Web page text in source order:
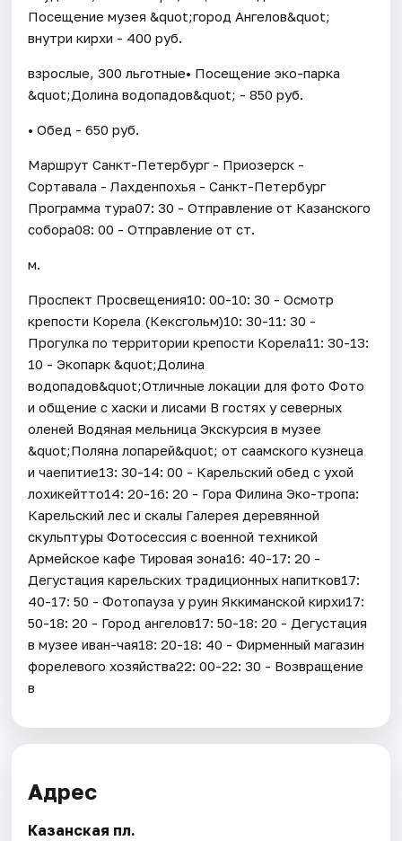
Посещение музея &quot;город Ангелов&quot;
внутри кирхи - 400 руб.
взрослые, 300 льготные• Посещение эко-парка
&quot;Долина водопадов&quot; - 850 руб.
• Обед - 650 руб.
Маршрут Санкт-Петербург - Приозерск -
Сортавала - Лахденпохья - Санкт-Петербург
Программа тура07: 30 - Отправление от Казанского
собора08: 00 - Отправление от ст.
м.
Проспект Просвещения10: 00-10: 30 - Осмотр
крепости Корела (Кексгольм)10: 30-11: 30 -
Прогулка по территории крепости Корела11: 30-13:
10 - Экопарк &quot;Долина
водопадов&quot;Отличные локации для фото Фото
и общение с хаски и лисами В гостях у северных
оленей Водяная мельница Экскурсия в музее
&quot;Поляна лопарей&quot; от саамского кузнеца
и чаепитие13: 30-14: 00 - Карельский обед с ухой
лохикейтто14: 20-16: 20 - Гора Филина Эко-тропа:
Карельский лес и скалы Галерея деревянной
скульптуры Фотосессия с военной техникой
Армейское кафе Тировая зона16: 40-17: 20 -
Дегустация карельских традиционных напитков17:
40-17: 50 - Фотопауза у руин Яккиманской кирхи17:
50-18: 20 - Город ангелов17: 50-18: 20 - Дегустация
в музее иван-чая18: 20-18: 40 - Фирменный магазин
форелевого хозяйства22: 00-22: 30 - Возвращение
в
Адрес
Казанская пл.